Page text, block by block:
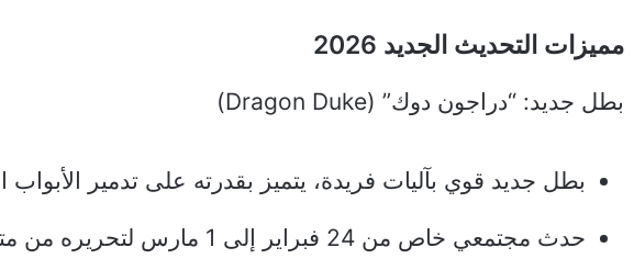
مميزات التحديث الجديد 2026
بطل جديد: “دراجون دوك” (Dragon Duke)
بطل جديد قوي بآليات فريدة، يتميز بقدرته على تدمير الأبواب
حدث مجتمعي خاص من 24 فبراير إلى 1 مارس